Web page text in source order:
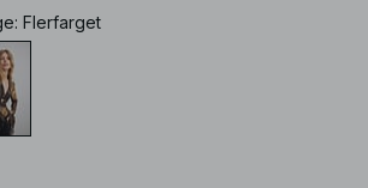
: Flerfarget